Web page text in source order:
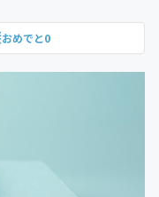
おめでと0